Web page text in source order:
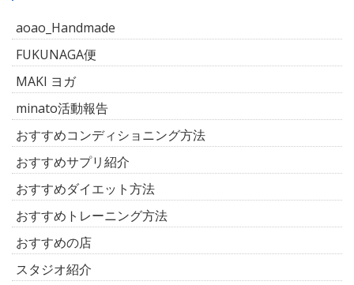
aoao_Handmade
FUKUNAGA便
MAKI ヨガ
minato活動報告
おすすめコンディショニング方法
おすすめサプリ紹介
おすすめダイエット方法
おすすめトレーニング方法
おすすめの店
スタジオ紹介